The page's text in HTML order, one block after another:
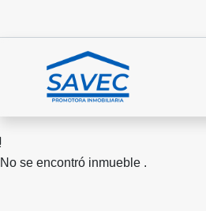
No se encontró inmueble .